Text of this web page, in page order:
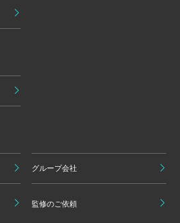
グループ会社
監修のご依頼